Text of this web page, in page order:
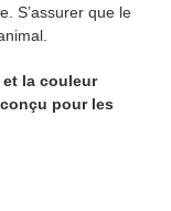
S’assurer que le
la couleur
pour les